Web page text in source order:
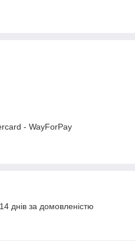
- WayForPay
днів за домовленістю